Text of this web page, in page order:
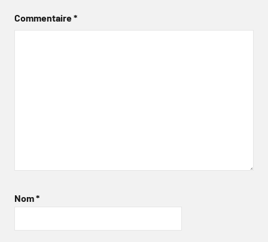
Commentaire*
Nom*